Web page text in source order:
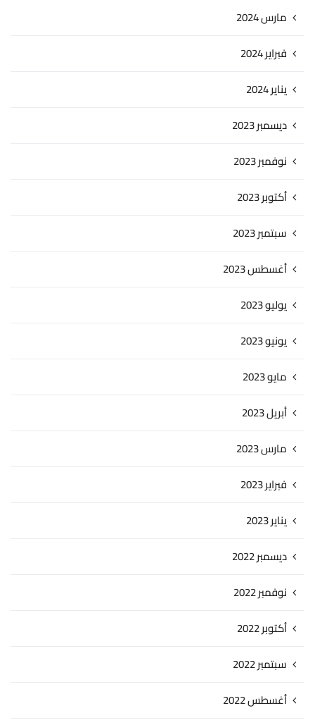
مارس 2024
فبراير 2024
يناير 2024
ديسمبر 2023
نوفمبر 2023
أكتوبر 2023
سبتمبر 2023
أغسطس 2023
يوليو 2023
يونيو 2023
مايو 2023
أبريل 2023
مارس 2023
فبراير 2023
يناير 2023
ديسمبر 2022
نوفمبر 2022
أكتوبر 2022
سبتمبر 2022
أغسطس 2022